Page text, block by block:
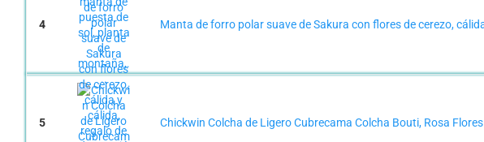
4 Manta de forro polar suave de Sakura con flores de cerezo,
5 Chickwin Colcha de Ligero Cubrecama Colcha Bouti, Rosa